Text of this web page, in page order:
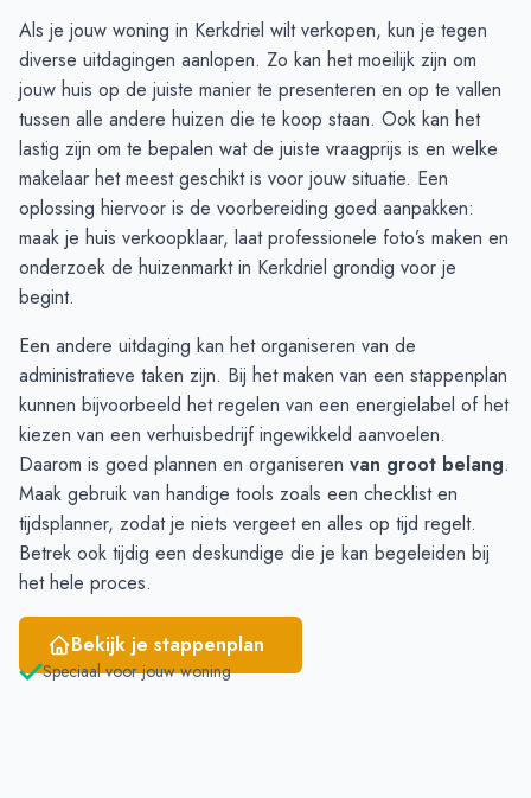
Augustus
September
12
20
Oktober
19
November
24
34
December
23
32
Januari
14
30
Februari
10
27
Maart
17
34
April
23
31
Mei
Als je jouw woning in Kerkdriel wilt verkopen, kun je tegen
diverse uitdagingen aanlopen. Zo kan het moeilijk zijn om
jouw huis op de juiste manier te presenteren en op te vallen
tussen alle andere huizen die te koop staan. Ook kan het
lastig zijn om te bepalen wat de juiste vraagprijs is en welke
makelaar het meest geschikt is voor jouw situatie. Een
oplossing hiervoor is de voorbereiding goed aanpakken:
maak je huis verkoopklaar, laat professionele foto’s maken en
onderzoek de huizenmarkt in Kerkdriel grondig voor je
begint.
Een andere uitdaging kan het organiseren van de
administratieve taken zijn. Bij het maken van een stappenplan
kunnen bijvoorbeeld het regelen van een energielabel of het
kiezen van een verhuisbedrijf ingewikkeld aanvoelen.
Daarom is goed plannen en organiseren van groot belang.
Maak gebruik van handige tools zoals een checklist en
tijdsplanner, zodat je niets vergeet en alles op tijd regelt.
Betrek ook tijdig een deskundige die je kan begeleiden bij
het hele proces.
Bekijk je stappenplan
Speciaal voor jouw woning